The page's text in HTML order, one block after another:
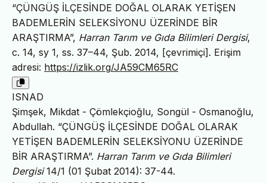
“ÇÜNGÜŞ İLÇESİNDE DOĞAL OLARAK YETİŞEN
BADEMLERİN SELEKSİYONU ÜZERİNDE BİR
ARAŞTIRMA”, Harran Tarım ve Gıda Bilimleri Dergisi,
c. 14, sy 1, ss. 37–44, Şub. 2014, [çevrimiçi]. Erişim
adresi: https://izlik.org/JA59CM65RC
ISNAD
Şimşek, Mikdat - Çömlekçioğlu, Songül - Osmanoğlu,
Abdullah. “ÇÜNGÜŞ İLÇESİNDE DOĞAL OLARAK
YETİŞEN BADEMLERİN SELEKSİYONU ÜZERİNDE
BİR ARAŞTIRMA”. Harran Tarım ve Gıda Bilimleri
Dergisi14/1 (01 Şubat 2014): 37-44.